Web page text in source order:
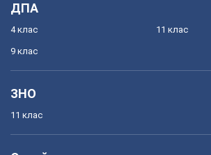
ДПА
4 клас
9 клас
11 клас
ЗНО
11 клас